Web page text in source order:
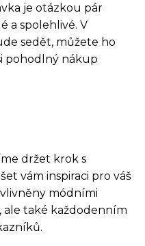
je otázkou pár
a spolehlivé. V
sedět, můžete ho
pohodlný nákup
držet krok s
vám inspiraci pro váš
módními
ale také každodenním